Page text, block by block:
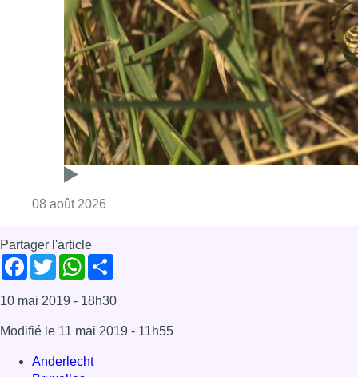
08 août 2026
Partager l'article
Facebook
TwitterWhatsApp
10 mai 2019 - 18h30
Modifié le 11 mai 2019 - 11h55
Anderlecht